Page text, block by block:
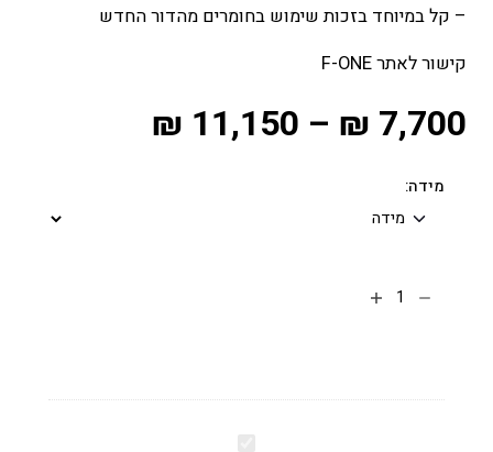
– קל במיוחד בזכות שימוש בחומרים מהדור החדש
קישור לאתר F-ONE
מידה:
₪ 7,700
–
₪ 11,150